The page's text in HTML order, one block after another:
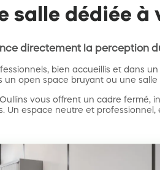
salle dédiée
directement la perception
bien accueillis et dans
un open space bruyant ou une
vous offrent un cadre fermé,
Un espace neutre et